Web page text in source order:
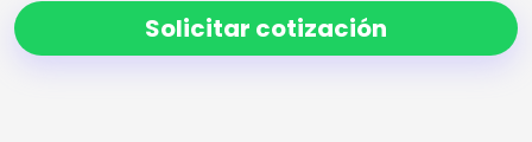
Solicitar cotización